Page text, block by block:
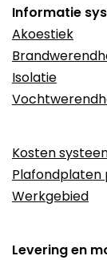
Informatie
Akoestiek
Isolatie
Kosten
Plafondplaten
Werkgebied
Levering en